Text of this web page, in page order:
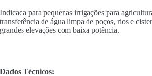
Indicada para pequenas irrigações para
transferência de água limpa de poços, rios e
grandes elevações com baixa potência.
Dados Técnicos: